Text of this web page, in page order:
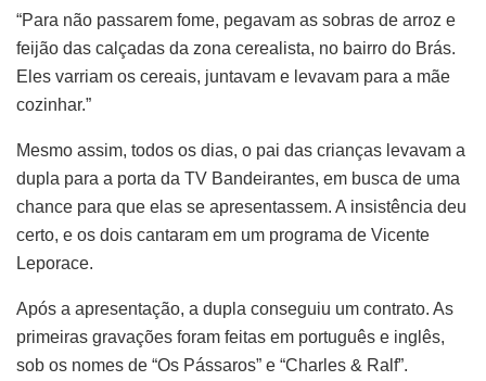
“Para não passarem fome, pegavam as sobras de arroz e
feijão das calçadas da zona cerealista, no bairro do Brás.
Eles varriam os cereais, juntavam e levavam para a mãe
cozinhar.”
Mesmo assim, todos os dias, o pai das crianças levavam a
dupla para a porta da TV Bandeirantes, em busca de uma
chance para que elas se apresentassem. A insistência deu
certo, e os dois cantaram em um programa de Vicente
Leporace.
Após a apresentação, a dupla conseguiu um contrato. As
primeiras gravações foram feitas em português e inglês,
sob os nomes de “Os Pássaros” e “Charles & Ralf”.